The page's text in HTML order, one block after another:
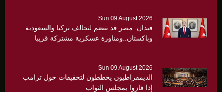
Sun 09 August 2026
فيدان: مصر قد تنضم لتحالف تركيا والسعودية
وباكستان..ومناورة عسكرية مشتركة قريبا
Sun 09 August 2026
الديمقراطيون يخططون لتحقيقات حول ترامب
إذا فازوا بمجلس النواب